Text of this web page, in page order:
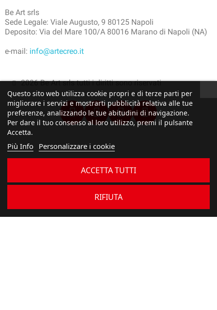
Be Art srls
Sede Legale: Viale Augusto, 9 80125 Napoli
Deposito: Via del Mare 100/A 80016 Marano di Napoli (NA)
e-mail: info@artecreo.it
2026 Be Art srls tutti i diritti sono riservati
Questo sito web utilizza cookie propri e di terze parti per
migliorare i servizi e mostrarti pubblicità relativa alle tue
preferenze, analizzando le tue abitudini di navigazione.
Per dare il tuo consenso al loro utilizzo, premi il pulsante
Accetta.
Più Info Personalizzare i cookie
RIFIUTA
ACCETTA TUTTI